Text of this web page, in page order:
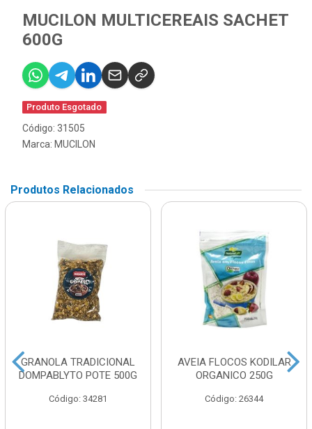
MUCILON MULTICEREAIS SACHET
600G
Produto Esgotado
Código: 31505
Marca: MUCILON
Produtos Relacionados
GRANOLA TRADICIONAL
DOMPABLYTO POTE 500G
Código: 34281
AVEIA FLOCOS KODILAR
ORGANICO 250G
Código: 26344